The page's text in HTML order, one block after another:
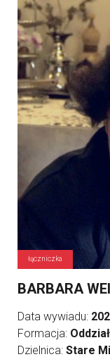
łączniczka
BARBARA
Data wywiadu:
Formacja:
Dzielnica: Stare